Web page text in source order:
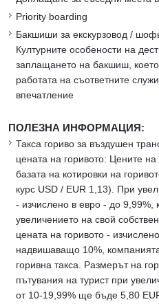
Priority boarding
Бакшиши за екскурзовод /
Културните особености на
заплащането на бакшиш,
работата на съответните
впечатление
ПОЛЕЗНА ИНФОРМАЦИЯ:
Такса гориво за въздушен
цената на горивото: Цените
базата на котировки на
курс USD / EUR 1,13). При
- изчислено в евро - до
увеличението на свой
цената на горивото -
надвишаващо 10%,
горивна такса. Размерът на
пътувания на турист при
от 10-19,99% ще бъде 5,80